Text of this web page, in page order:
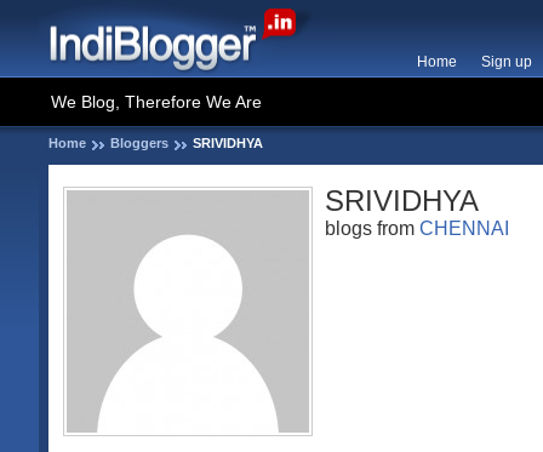
Home Sign up
We Blog, Therefore We Are
Home Bloggers SRIVIDHYA
SRIVIDHYA
blogs from CHENNAI